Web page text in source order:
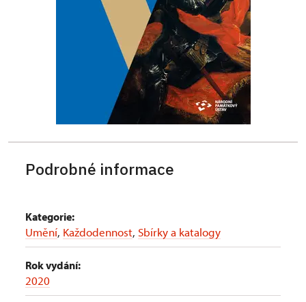
Podrobné informace
Kategorie:
Umění, Každodennost, Sbírky a katalogy
Rok vydání:
2020